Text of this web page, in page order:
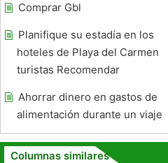
Comprar Gbl
Planifique su estadía en los
hoteles de Playa del Carmen
turistas Recomendar
Ahorrar dinero en gastos de
alimentación durante un viaje
Columnas similares